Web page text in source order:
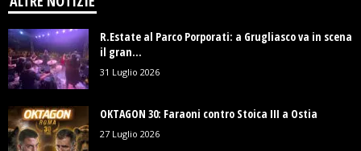
R.Estate al Parco Porporati: a Grugliasco va in scena
il gran...
31 Luglio 2026
OKTAGON 30: Faraoni contro Stoica III a Ostia
27 Luglio 2026